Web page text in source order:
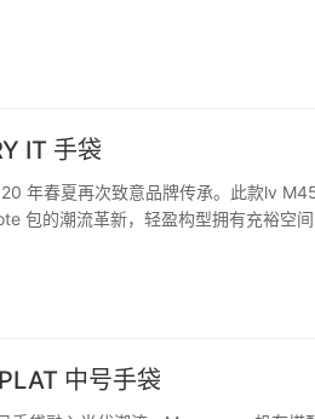
IT 手袋
年春夏再次致意品牌传承。此款lv
包的潮流革新，轻盈构型拥有充裕空
中号手袋